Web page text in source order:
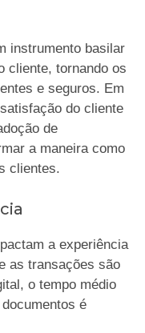
instrumento basilar
cliente, tornando os
e seguros. Em
do cliente
de
a maneira como
clientes.
a experiência
as transações são
o tempo médio
é